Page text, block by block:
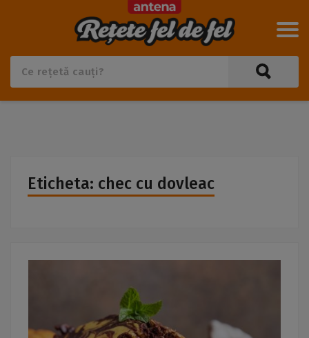
Eticheta: chec cu dovleac